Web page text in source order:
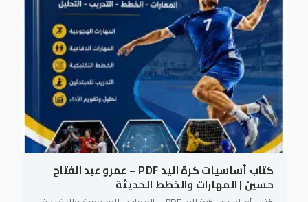
كتاب أساسيات كرة اليد PDF – عمرو عبد الفتاح
حسين | المهارات والخطط الحديثة